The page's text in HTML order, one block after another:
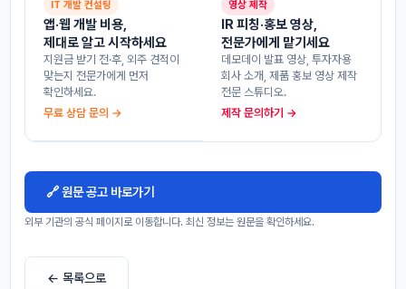
IT 개발 컨설팅
앱·웹 개발 비용,
제대로 알고 시작하세요
지원금 받기 전·후, 외주 견적이
맞는지 전문가에게 먼저
확인하세요.
무료 상담 문의 →
영상 제작
IR 피칭·홍보 영상,
전문가에게 맡기세요
데모데이 발표 영상, 투자자용
회사 소개, 제품 홍보 영상 제작
전문 스튜디오.
제작 문의하기 →
🔗 원문 공고 바로가기
외부 기관의 공식 페이지로 이동합니다. 최신 정보는 원문을 확인하세요.
← 목록으로